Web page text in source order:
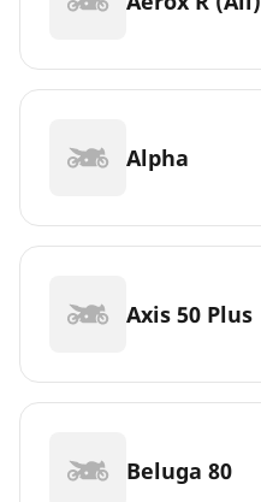
Alpha
Axis 50 Plus
Beluga 80